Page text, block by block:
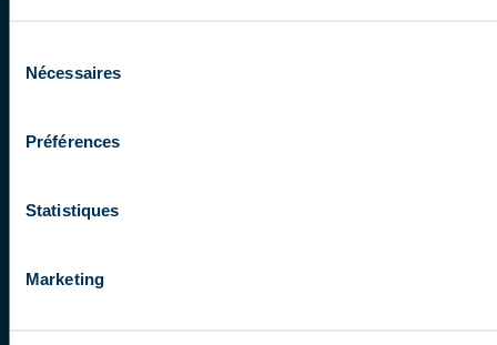
Nécessaires
Préférences
Statistiques
Marketing
Schrijf u in op de newsletter
toepassing.